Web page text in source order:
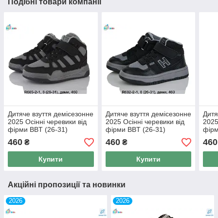
Дитяче взуття демісезонне
2025 Осінні черевики від
фірми BBT (26-31)
460 ₴
Купити
Дитяче взуття демісезонне
2025 Осінні черевики від
фірми BBT (26-31)
460₴
Купити
460
Акційні пропозиції та новинки
2026 2026